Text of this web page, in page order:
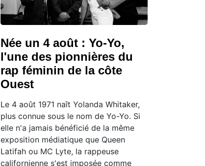
Née un 4 août : Yo-Yo,
l'une des pionnières du
rap féminin de la côte
Ouest
Le 4 août 1971 naît Yolanda Whitaker,
plus connue sous le nom de Yo-Yo. Si
elle n'a jamais bénéficié de la même
exposition médiatique que Queen
Latifah ou MC Lyte, la rappeuse
californienne s'est imposée comme